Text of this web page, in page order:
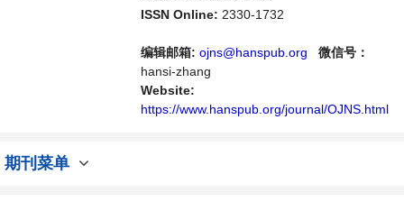
文。本刊支持思想创新、学术创新，倡导科
在给世界范围内的科学家、学者、科研人员提
供一个传播、分享和讨论自然科学领域内不同
方向问题与发展的交流平台。
ISSN Online: 2330-1732
编辑邮箱: ojns@hanspub.org
微信号：
hansi-zhang
Website:
https://www.hanspub.org/journal/OJNS.html
期刊菜单